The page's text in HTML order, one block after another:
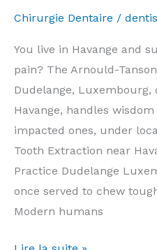
Cabinet
Arnould-
Tanson
Luxembourg
Chirurgie Dentaire /
You live in Havange and
pain? The Arnould-
Dudelange, Luxembourg,
Havange, handles
impacted ones, under
Tooth Extraction near
Practice Dudelange
once served to chew
Modern humans